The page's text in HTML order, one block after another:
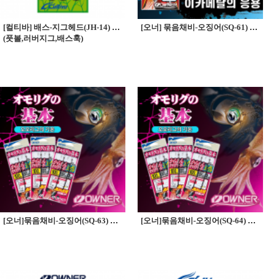
[컬티바] 배스-지그헤드(JH-14) 브러쉬 헤드
(풋볼,러버지그,배스훅)
[오너] 묶음채비-오징어(SQ-61) 이카메탈의 응용
[오너]묶음채비-오징어(SQ-63) 카라만오모리그 리더 -오모리그의 기본 [오너]묶음채비-오징어(SQ-64) 카라만오모리그 리더 -오모리그의 기본(더블)